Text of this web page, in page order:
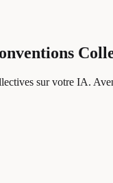
sur votre IA.